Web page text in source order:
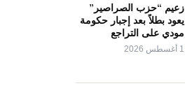
زعيم “حزب الصراصير”
يعود بطلاً بعد إجبار حكومة
مودي على التراجع
1 أغسطس 2026